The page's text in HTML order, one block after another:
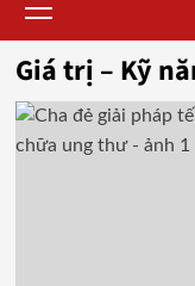
Menu
Giá trị – Kỹ